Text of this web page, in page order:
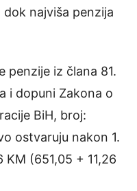
najviša penzija
penzije iz člana 81.
i dopuni Zakona o
BiH, broj:
ostvaruju nakon 1.
(651,05 + 11,26